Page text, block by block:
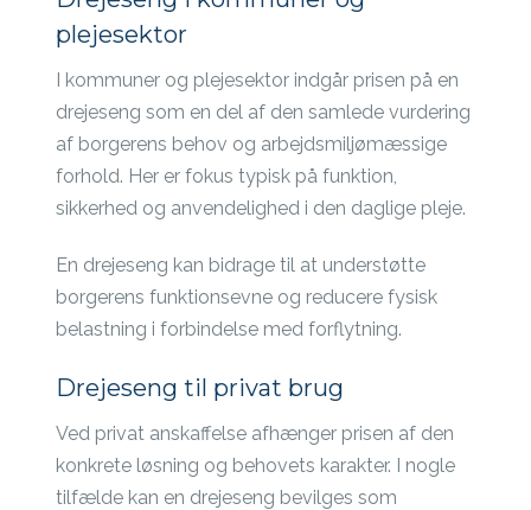
plejesektor
I kommuner og plejesektor indgår prisen på en
drejeseng som en del af den samlede vurdering
af borgerens behov og arbejdsmiljømæssige
forhold. Her er fokus typisk på funktion,
sikkerhed og anvendelighed i den daglige pleje.
En drejeseng kan bidrage til at understøtte
borgerens funktionsevne og reducere fysisk
belastning i forbindelse med forflytning.
Drejeseng til privat brug
Ved privat anskaffelse afhænger prisen af den
konkrete løsning og behovets karakter. I nogle
tilfælde kan en drejeseng bevilges som